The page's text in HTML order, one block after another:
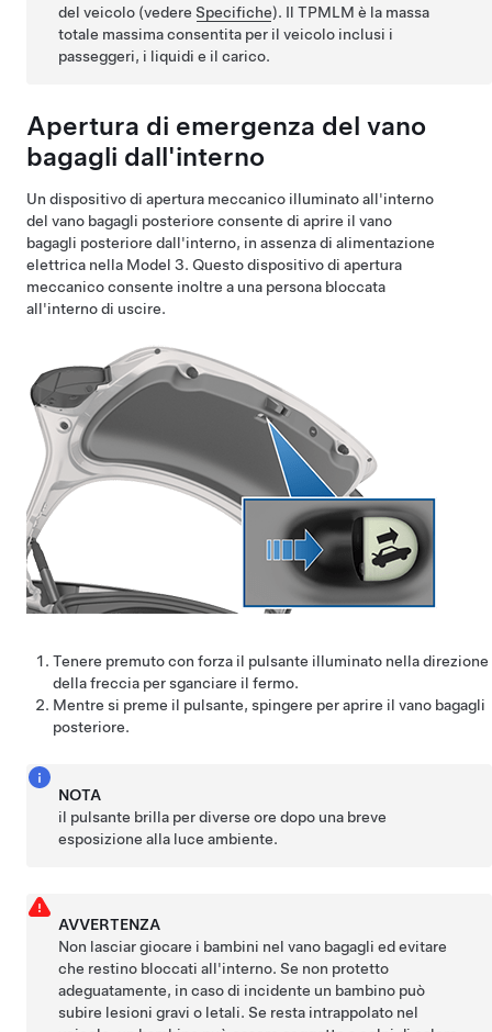
del veicolo (vedereSpecifiche). IlTPMLM è la massa
totale massima consentita per il veicolo inclusi i
passeggeri, i liquidi e il carico.
Apertura di emergenza del vano
bagagli dall'interno
Un dispositivo di apertura meccanico illuminato all'interno
del vano bagagli posteriore consente di aprire il vano
bagagli posteriore dall'interno, in assenza di alimentazione
elettrica nella Model 3. Questo dispositivo di apertura
meccanico consente inoltre a una persona bloccata
all'interno di uscire.
Tenere premuto con forza il pulsante illuminato nella direzione
della freccia per sganciare il fermo.
Mentre si preme il pulsante, spingere per aprire il vano bagagli
posteriore.
NOTA
il pulsante brilla per diverse ore dopo una breve
esposizione alla luce ambiente.
AVVERTENZA
Non lasciar giocare i bambini nel vano bagagli ed evitare
che restino bloccati all'interno. Se non protetto
adeguatamente, in caso di incidente un bambino può
subire lesioni gravi o letali. Se resta intrappolato nel